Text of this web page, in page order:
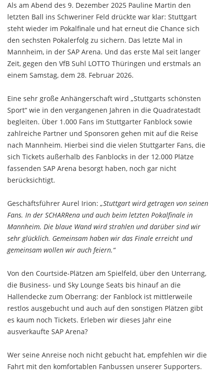
Als am Abend des 9. Dezember 2025 Pauline Martin den
letzten Ball ins Schweriner Feld drückte war klar: Stuttgart
steht wieder im Pokalfinale und hat erneut die Chance sich
den sechsten Pokalerfolg zu sichern. Das letzte Mal in
Mannheim, in der SAP Arena. Und das erste Mal seit langer
Zeit, gegen den VfB Suhl LOTTO Thüringen und erstmals an
einem Samstag, dem 28. Februar 2026.
Eine sehr große Anhängerschaft wird „Stuttgarts schönsten
Sport“ wie in den vergangenen Jahren in die Quadratestadt
begleiten. Über 1.000 Fans im Stuttgarter Fanblock sowie
zahlreiche Partner und Sponsoren gehen mit auf die Reise
nach Mannheim. Hierbei sind die vielen Stuttgarter Fans, die
sich Tickets außerhalb des Fanblocks in der 12.000 Plätze
fassenden SAP Arena besorgt haben, noch gar nicht
berücksichtigt.
Geschäftsführer Aurel Irion: „Stuttgart wird getragen von seinen
Fans. In der SCHARRena und auch beim letzten Pokalfinale in
Mannheim. Die blaue Wand wird strahlen und darüber sind wir
sehr glücklich. Gemeinsam haben wir das Finale erreicht und
gemeinsam wollen wir auch feiern.“
Von den Courtside-Plätzen am Spielfeld, über den Unterrang,
die Business- und Sky Lounge Seats bis hinauf an die
Hallendecke zum Oberrang: der Fanblock ist mittlerweile
restlos ausgebucht und auch auf den sonstigen Plätzen gibt
es kaum noch Tickets. Erleben wir dieses Jahr eine
ausverkaufte SAP Arena?
Wer seine Anreise noch nicht gebucht hat, empfehlen wir die
Fahrt mit den komfortablen Fanbussen unserer Supporters.